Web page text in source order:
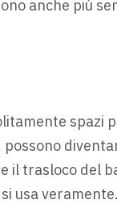
anche più
spazi
il trasloco del
usa veramente.